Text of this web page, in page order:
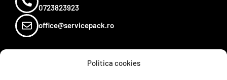
Politica cookies
0723823923
office@servicepack.ro